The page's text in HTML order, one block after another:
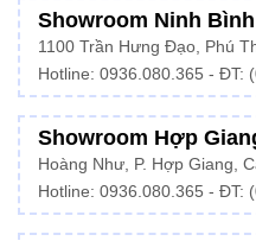
Showroom Ninh Bình
1100 Trần Hưng Đạo, Phú
Hotline: 0936.080.365 - ĐT:
Showroom Hợp
Hoàng Như, P. Hợp Giang,
Hotline: 0936.080.365 - ĐT: